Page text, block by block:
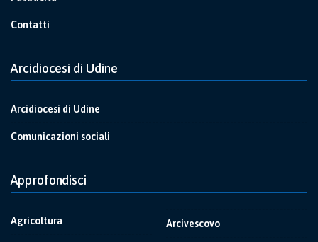
Contatti
Arcidiocesi di Udine
Arcidiocesi di Udine
Comunicazioni sociali
Approfondisci
Agricoltura Arcivescovo